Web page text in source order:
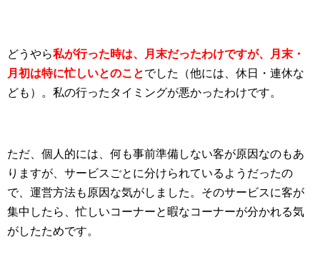
どうやら私が行った時は、月末だったわけですが、月末・
月初は特に忙しいとのことでした（他には、休日・連休な
ども）。私の行ったタイミングが悪かったわけです。
ただ、個人的には、何も事前準備しない客が原因なのもあ
りますが、サービスごとに分けられているようだったの
で、運営方法も原因な気がしました。そのサービスに客が
集中したら、忙しいコーナーと暇なコーナーが分かれる気
がしたためです。